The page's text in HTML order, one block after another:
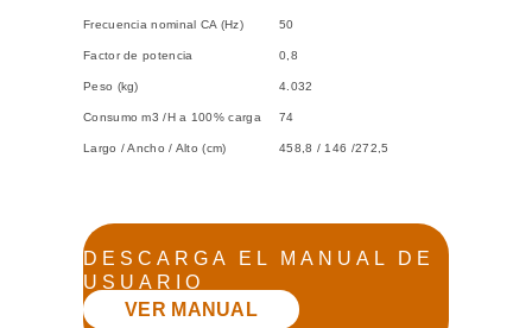
Frecuencia nominal CA (Hz) 50
Factor de potencia 0,8
Peso (kg) 4.032
Consumo m3 /H a 100% carga 74
Largo / Ancho / Alto (cm) 458,8 / 146 /272,5
DESCARGA EL MANUAL DE
USUARIO
VER MANUAL